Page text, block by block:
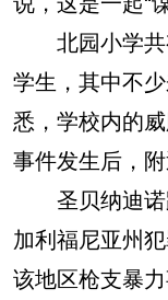
北园小学共
学生，其中不
悉，学校内的
事件发生后，
圣贝纳迪诺
加利福尼亚州
该地区枪支暴